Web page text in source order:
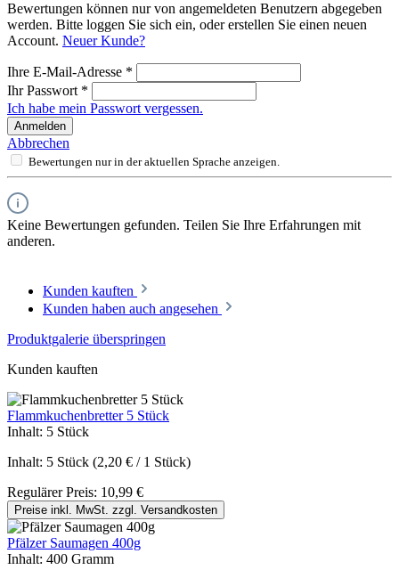
Bewertungen können nur von angemeldeten Benutzern abgegeben
werden. Bitte loggen Sie sich ein, oder erstellen Sie einen neuen
Account. Neuer Kunde?
Ihre E-Mail-Adresse *
Ihr Passwort *
Ich habe mein Passwort vergessen.
Anmelden
Abbrechen
Bewertungen nur in der aktuellen Sprache anzeigen.
Keine Bewertungen gefunden. Teilen Sie Ihre Erfahrungen mit
anderen.
Kunden kauften
Kunden haben auch angesehen
Produktgalerie überspringen
Kunden kauften
Flammkuchenbretter 5 Stück
Inhalt: 5 Stück
Inhalt: 5 Stück (2,20 € / 1 Stück)
Regulärer Preis: 10,99 €
Preise inkl. MwSt. zzgl. Versandkosten
Pfälzer Saumagen 400g
Inhalt: 400 Gramm